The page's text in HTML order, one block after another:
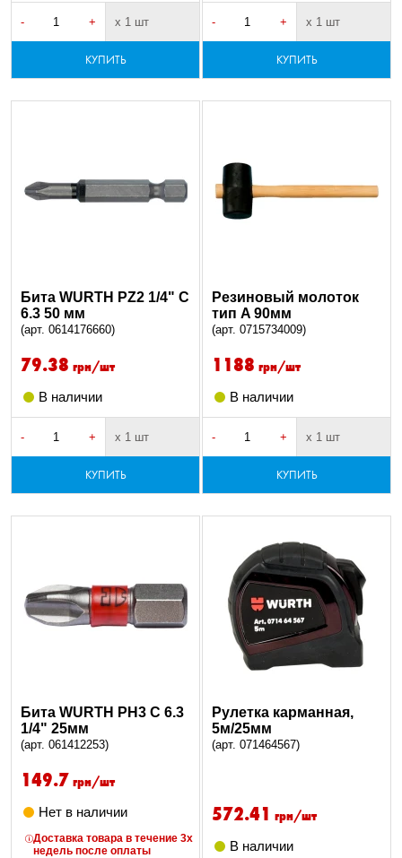
- + х 1 шт
КУПИТЬ
- + х 1 шт
КУПИТЬ
Бита WURTH PZ2 1/4" C
6.3 50 мм
(арт. 0614176660)
79.38 грн/шт
В наличии
- + х 1 шт
КУПИТЬ
Резиновый молоток
тип A 90мм
(арт. 0715734009)
1188 грн/шт
В наличии
- + х 1 шт
КУПИТЬ
Бита WURTH PH3 C 6.3
1/4" 25мм
(арт. 061412253)
149.7 грн/шт
Нет в наличии
Доставка товара в течение 3х
недель после оплаты
Рулетка карманная,
5м/25мм
(арт. 071464567)
572.41 грн/шт
В наличии